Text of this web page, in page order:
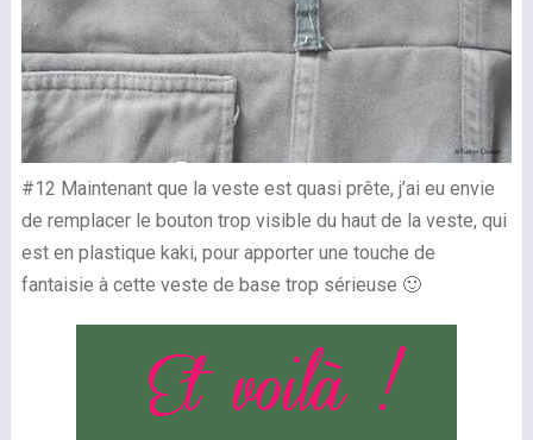
#12 Maintenant que la veste est quasi prête, j’ai eu envie
de remplacer le bouton trop visible du haut de la veste, qui
est en plastique kaki, pour apporter une touche de
fantaisie à cette veste de base trop sérieuse 🙂